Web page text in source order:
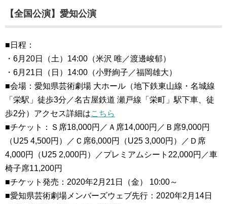
【全国公演】愛知公演
■日程：
・6月20日（土）14:00（米沢 唯／渡邊峻郁）
・6月21日（日）14:00（小野絢子／福岡雄大）
■会場：愛知県芸術劇場 大ホール（地下鉄東山線・名城線
「栄駅」徒歩3分／名古屋鉄道 瀬戸線「栄町」駅下車、徒
歩2分）アクセス詳細はこちら
■チケット：Ｓ席18,000円／Ａ席14,000円／Ｂ席9,000円
（U25 4,500円）／Ｃ席6,000円（U25 3,000円）／Ｄ席
4,000円（U25 2,000円）／プレミアムシート22,000円／車
椅子席11,200円
■チケット発売：2020年2月21日（金） 10:00～
■愛知県芸術劇場メンバーズウェブ先行：2020年2月14日